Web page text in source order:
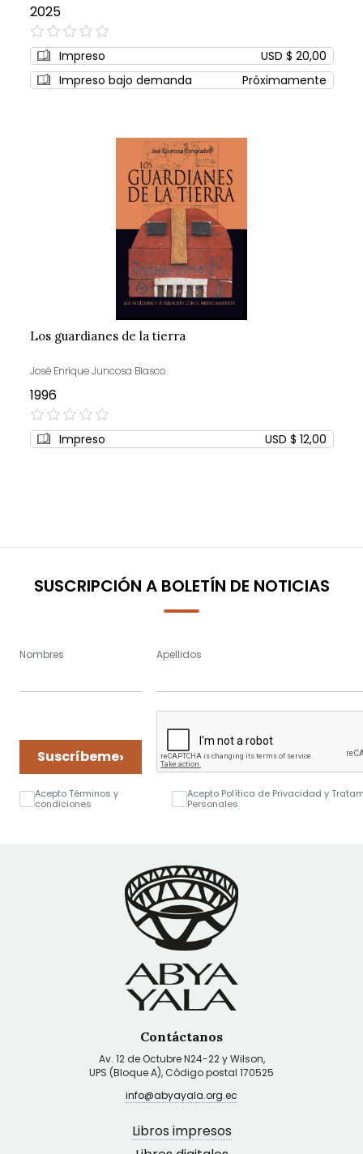
2025
0%
Impreso
USD $ 20,00
Impreso bajo demanda
Próximamente
Los guardianes de la tierra
José Enrique Juncosa Blasco
1996
0%
Impreso USD $ 12,00
SUSCRIPCIÓN A BOLETÍN DE NOTICIAS
Nombres Apellidos
Suscríbeme›
Acepto Términos y
condiciones
Acepto Política de Privacidad y
Personales
Contáctanos
Av. 12 de Octubre N24-22 y Wilson,
UPS (Bloque A), Código postal 170525
info@abyayala.org.ec
Libros impresos